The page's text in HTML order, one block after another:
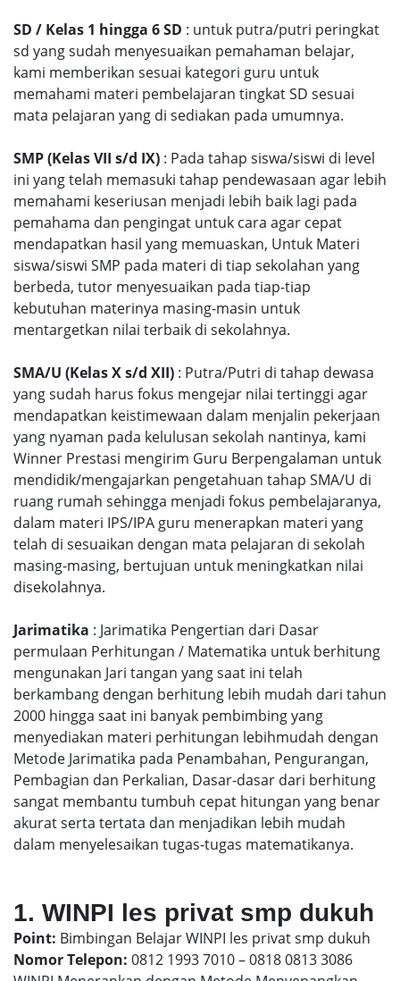
SD / Kelas 1 hingga 6 SD : untuk putra/putri peringkat
sd yang sudah menyesuaikan pemahaman belajar,
kami memberikan sesuai kategori guru untuk
memahami materi pembelajaran tingkat SD sesuai
mata pelajaran yang di sediakan pada umumnya.
SMP (Kelas VII s/d IX) : Pada tahap siswa/siswi di level
ini yang telah memasuki tahap pendewasaan agar lebih
memahami keseriusan menjadi lebih baik lagi pada
pemahama dan pengingat untuk cara agar cepat
mendapatkan hasil yang memuaskan, Untuk Materi
siswa/siswi SMP pada materi di tiap sekolahan yang
berbeda, tutor menyesuaikan pada tiap-tiap
kebutuhan materinya masing-masin untuk
mentargetkan nilai terbaik di sekolahnya.
SMA/U (Kelas X s/d XII) : Putra/Putri di tahap dewasa
yang sudah harus fokus mengejar nilai tertinggi agar
mendapatkan keistimewaan dalam menjalin pekerjaan
yang nyaman pada kelulusan sekolah nantinya, kami
Winner Prestasi mengirim Guru Berpengalaman untuk
mendidik/mengajarkan pengetahuan tahap SMA/U di
ruang rumah sehingga menjadi fokus pembelajaranya,
dalam materi IPS/IPA guru menerapkan materi yang
telah di sesuaikan dengan mata pelajaran di sekolah
masing-masing, bertujuan untuk meningkatkan nilai
disekolahnya.
Jarimatika : Jarimatika Pengertian dari Dasar
permulaan Perhitungan / Matematika untuk berhitung
mengunakan Jari tangan yang saat ini telah
berkambang dengan berhitung lebih mudah dari tahun
2000 hingga saat ini banyak pembimbing yang
menyediakan materi perhitungan lebihmudah dengan
Metode Jarimatika pada Penambahan, Pengurangan,
Pembagian dan Perkalian, Dasar-dasar dari berhitung
sangat membantu tumbuh cepat hitungan yang benar
akurat serta tertata dan menjadikan lebih mudah
dalam menyelesaikan tugas-tugas matematikanya.
1. WINPI les privat smp dukuh
Point: Bimbingan Belajar WINPI les privat smp dukuh
Nomor Telepon: 0812 1993 7010 – 0818 0813 3086